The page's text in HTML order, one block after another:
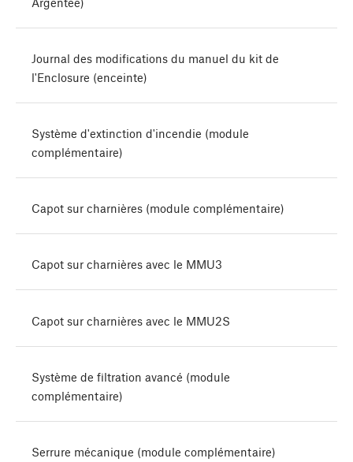
Journal des modifications du manuel du kit de
l'Enclosure (enceinte)
Système d'extinction d'incendie (module
complémentaire)
Capot sur charnières (module complémentaire)
Capot sur charnières avec le MMU3
Capot sur charnières avec le MMU2S
Système de filtration avancé (module
complémentaire)
Serrure mécanique (module complémentaire)